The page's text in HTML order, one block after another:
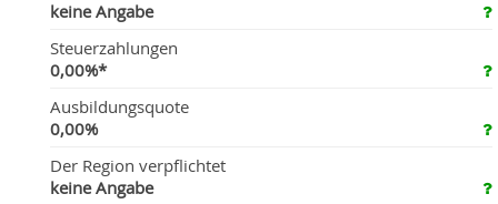
keine Angabe
Steuerzahlungen
0,00%*
Ausbildungsquote
0,00%
Der Region verpflichtet
keine Angabe